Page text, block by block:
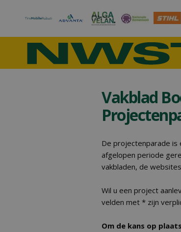
Vakblad
De projectenparade
afgelopen periode
vakbladen, de
Wil u een project
velden met * zijn
Om de kans op